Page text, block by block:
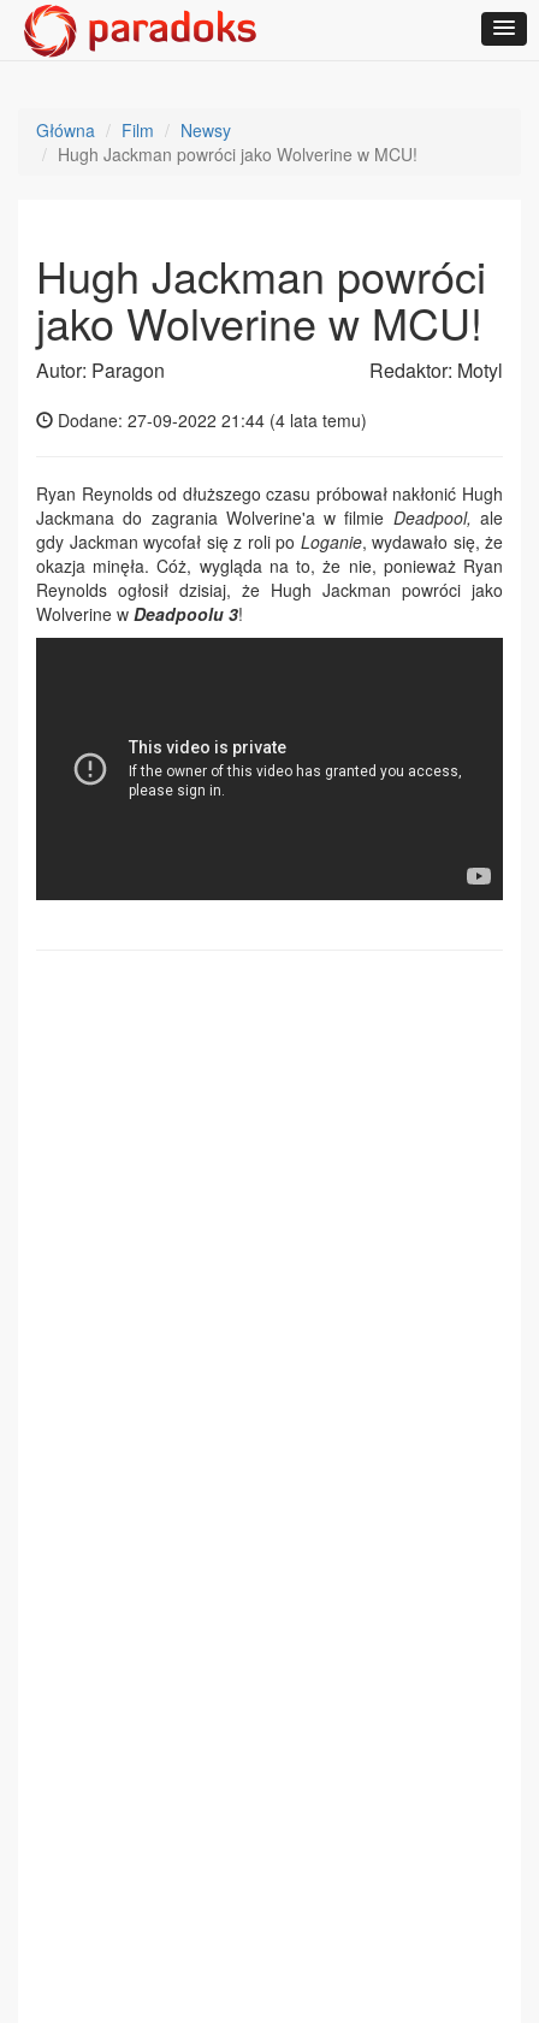
Główna Film
Newsy
Hugh Jackman powróci jako Wolverine w MCU!
Hugh Jackman powróci
jako Wolverine w MCU!
Autor: Paragon Redaktor: Motyl
Dodane: 27-09-2022 21:44 (4 lata temu)
Ryan Reynolds od dłuższego czasu próbował nakłonić Hugh
Jackmana do zagrania Wolverine'a w filmie Deadpool, ale
gdy Jackman wycofał się z roli po Loganie, wydawało się, że
okazja minęła. Cóż, wygląda na to, że nie, ponieważ Ryan
Reynolds ogłosił dzisiaj, że Hugh Jackman powróci jako
Wolverine w Deadpoolu 3!